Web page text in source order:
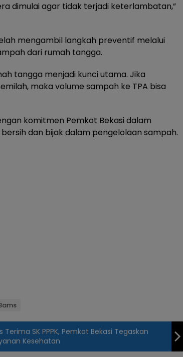
dimulai agar tidak terjadi keterlambatan,”
mengambil langkah preventif melalui
dari rumah tangga.
tangga menjadi kunci utama. Jika
maka volume sampah ke TPA bisa
komitmen Pemkot Bekasi dalam
dan bijak dalam pengelolaan sampah.
Terima SK PPPK, Pemkot Bekasi Tegaskan
Kesehatan